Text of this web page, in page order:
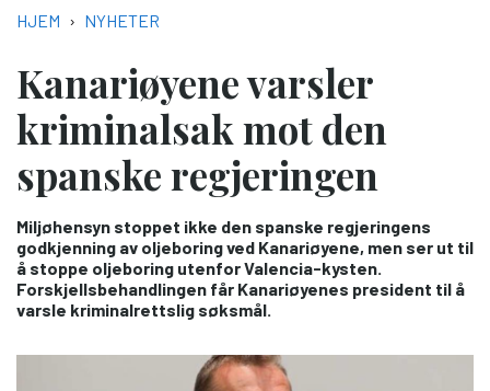
NAVIGASJONSSTI
HJEM NYHETER
Kanariøyene varsler
kriminalsak mot den
spanske regjeringen
Miljøhensyn stoppet ikke den spanske regjeringens
godkjenning av oljeboring ved Kanariøyene, men ser ut til
å stoppe oljeboring utenfor Valencia-kysten.
Forskjellsbehandlingen får Kanariøyenes president til å
varsle kriminalrettslig søksmål.